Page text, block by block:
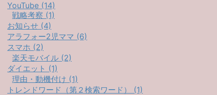
YouTube (14)
戦略考察 (1)
お知らせ (4)
アラフォー2児ママ (6)
スマホ (2)
楽天モバイル (2)
ダイエット (1)
理由・動機付け (1)
トレンドワード（第２検索ワード） (1)